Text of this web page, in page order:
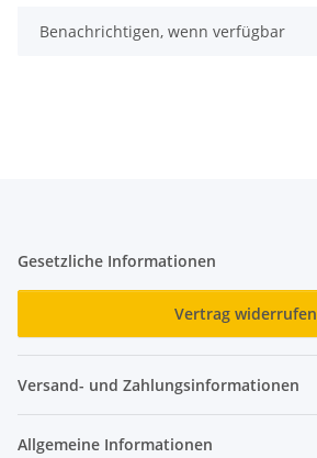
Benachrichtigen, wenn verfügbar
Gesetzliche Informationen
Vertrag widerrufen
Versand- und Zahlungsinformationen
Allgemeine Informationen